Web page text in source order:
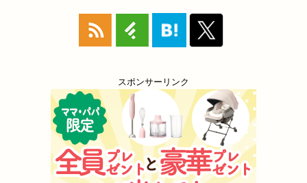
スポンサーリンク